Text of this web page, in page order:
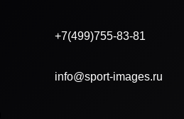
+7(499)755-83-81
info@sport-images.ru